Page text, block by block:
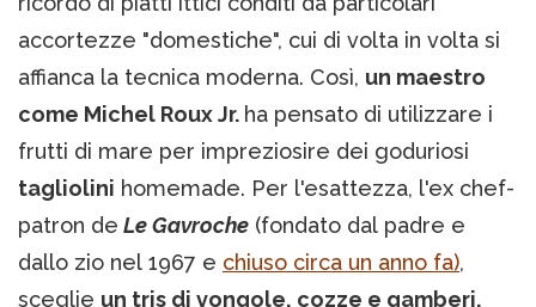
accortezze "domestiche", cui di volta in volta si
affianca la tecnica moderna. Così, un maestro
come Michel Roux Jr. ha pensato di utilizzare i
frutti di mare per impreziosire dei goduriosi
tagliolini homemade. Per l'esattezza, l'ex chef-
patron de Le Gavroche (fondato dal padre e
dallo zio nel 1967 e chiuso circa un anno fa),
sceglie un tris di vongole, cozze e gamberi,